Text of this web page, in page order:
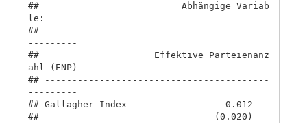
##                          Abhängige Variab
le:
##                     ---------------------
---------
##                     Effektive Parteienanz
ahl (ENP)
## -----------------------------------------
---------
## Gallagher-Index                 -0.012
##                                (0.020)